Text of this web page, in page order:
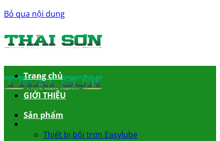
Bỏ qua nội dung
Trang chủ
GIỚI THIỆU
Sản phẩm
Thiết bị bôi trơn Easylube